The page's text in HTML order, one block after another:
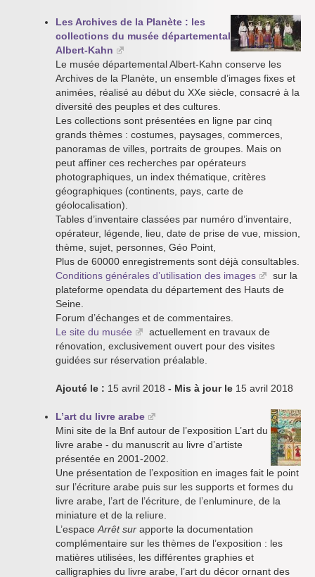
Les Archives de la Planète : les
collections du musée départemental
Albert-Kahn
Le musée départemental Albert-Kahn conserve les
Archives de la Planète, un ensemble d’images fixes et
animées, réalisé au début du XXe siècle, consacré à la
diversité des peuples et des cultures.
Les collections sont présentées en ligne par cinq
grands thèmes : costumes, paysages, commerces,
panoramas de villes, portraits de groupes. Mais on
peut affiner ces recherches par opérateurs
photographiques, un index thématique, critères
géographiques (continents, pays, carte de
géolocalisation).
Tables d’inventaire classées par numéro d’inventaire,
opérateur, légende, lieu, date de prise de vue, mission,
thème, sujet, personnes, Géo Point,
Plus de 60000 enregistrements sont déjà consultables.
Conditions générales d’utilisation des images
sur la
plateforme opendata du département des Hauts de
Seine.
Forum d’échanges et de commentaires.
Le site du musée
actuellement en travaux de
rénovation, exclusivement ouvert pour des visites
guidées sur réservation préalable.
Ajouté le : 15 avril 2018 - Mis à jour le 15 avril 2018
L’art du livre arabe
Mini site de la Bnf autour de l’exposition L’art du
livre arabe - du manuscrit au livre d’artiste
présentée en 2001-2002.
Une présentation de l’exposition en images fait le point
sur l’écriture arabe puis sur les supports et formes du
livre arabe, l’art de l’écriture, de l’enluminure, de la
miniature et de la reliure.
L’espace Arrêt sur apporte la documentation
complémentaire sur les thèmes de l’exposition : les
matières utilisées, les différentes graphies et
calligraphies du livre arabe, l’art du décor ornant des